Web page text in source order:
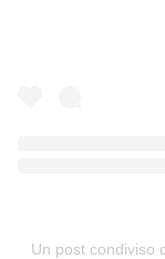
Un post condiviso